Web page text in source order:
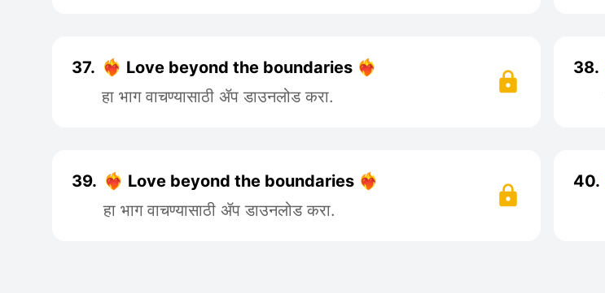
37. ❤️‍🔥 Love beyond the boundaries ❤️‍🔥
हा भाग वाचण्यासाठी ॲप डाउनलोड करा.
38.
39. ❤️‍🔥 Love beyond the boundaries ❤️‍🔥
हा भाग वाचण्यासाठी ॲप डाउनलोड करा.
40.